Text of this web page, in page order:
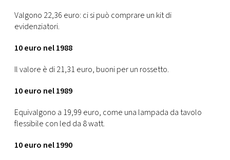
Valgono 22,36 euro: ci si può comprare un kit di
evidenziatori.
10 euro nel 1988
Il valore è di 21,31 euro, buoni per un rossetto.
10 euro nel 1989
Equivalgono a 19,99 euro, come una lampada da tavolo
flessibile con led da 8 watt.
10 euro nel 1990